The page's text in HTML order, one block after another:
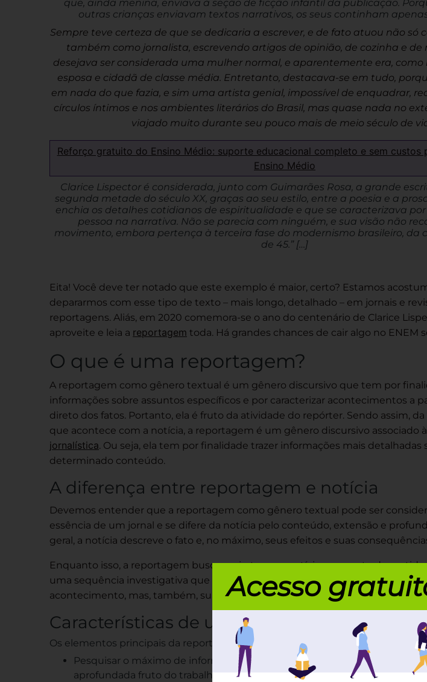
que, ainda menina, enviava à seção de ficção infantil da publicação.
outras crianças enviavam textos narrativos, os seus continham apenas
Sempre teve certeza de que se dedicaria a escrever, e de fato atuou não só
também como jornalista, escrevendo artigos de opinião, de cozinha e de
desejava ser considerada uma mulher normal, e aparentemente era, como
esposa e cidadã de classe média. Entretanto, destacava-se em tudo,
em nada do que fazia, e sim uma artista genial, impossível de enquadrar,
círculos íntimos e nos ambientes literários do Brasil, mas quase nada no
viajado muito durante seu pouco mais de meio século de
Reforço gratuito do Ensino Médio: suporte educacional completo e sem custos
Ensino Médio
Clarice Lispectoré considerada, junto com Guimarães Rosa, a grande
segunda metade do século XX, graças ao seu estilo, entre a poesia e a
enchia os detalhes cotidianos de espiritualidade e que se caracterizava
pessoa na narrativa. Não se parecia com ninguém, e sua visão não
movimento, embora pertença à terceira fase do modernismo brasileiro, da
de 45.” […]
Eita! Você deve ter notado que este exemplo é maior, certo? Estamos
depararmos com esse tipo de texto – mais longo, detalhado – em jornais e
reportagens. Aliás, em 2020 comemora-se o ano do centenário de Clarice
aproveite e leia a reportagem toda. Há grandes chances de cair algo no ENEM
O que é uma reportagem?
A reportagem como gênero textual é um gênero discursivo que tem por
informações sobre assuntos específicos e por caracterizar acontecimentos a
direto dos fatos. Portanto, ela é fruto da atividade do repórter. Sendo assim, da
que acontece com a notícia, a reportagem é um gênero discursivo associado à
jornalística. Ou seja, ela tem por finalidade trazer informações mais detalhadas
determinado conteúdo.
A diferença entre reportagem e notícia
Devemos entender que a reportagem como gênero textual pode ser
essência de um jornal e se difere da notícia pelo conteúdo, extensão e
geral, a notícia descreve o fato e, no máximo, seus efeitos e suas
Enquanto isso, a reportagem busca mais: tem na notícia seuponto de partida.
uma sequência investigativa que não cabe na notícia. Assim, busca não
acontecimento, mas, também, suas razões e efeitos.
Características de uma reportagem
Os elementos principais da reportagem como gênero textual são:
Pesquisar o máximo de informações sobre um fato, por meio de uma
aprofundada fruto do trabalho de um repórter;
Acesso